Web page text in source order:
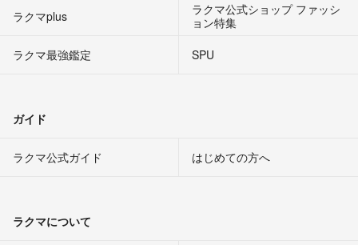
ラクマplus
ラクマ公式ショップ ファッシ
ョン特集
ラクマ最強鑑定
SPU
ガイド
ラクマ公式ガイド はじめての方へ
ラクマについて